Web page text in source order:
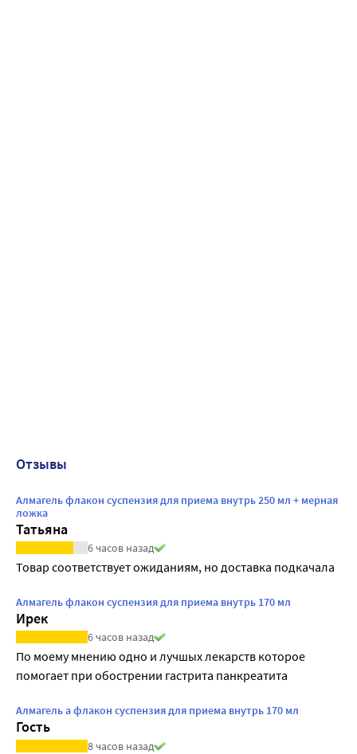
Отзывы
Алмагель флакон суспензия для приема внутрь 250 мл + мерная
ложка
Татьяна
6 часов назад
Товар соответствует ожиданиям, но доставка подкачала
Алмагель флакон суспензия для приема внутрь 170 мл
Ирек
6 часов назад
По моему мнению одно и лучшых лекарств которое
помогает при обострении гастрита панкреатита
Алмагель а флакон суспензия для приема внутрь 170 мл
Гость
8 часов назад